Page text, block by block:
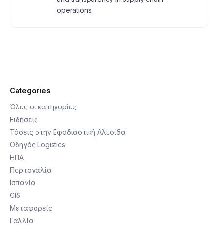
operations.
Categories
Όλες οι κατηγορίες
Ειδήσεις
Τάσεις στην Εφοδιαστική Αλυσίδα
Οδηγός Logistics
ΗΠΑ
Πορτογαλία
Ισπανία
CIS
Μεταφορείς
Γαλλία